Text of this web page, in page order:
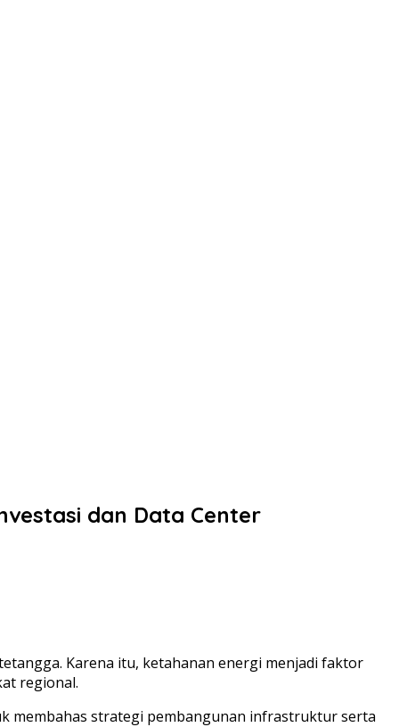
dan Data Center
Karena itu, ketahanan energi menjadi faktor
regional.
membahas strategi pembangunan infrastruktur serta